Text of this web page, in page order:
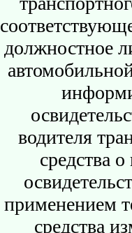
должностное
водителя
средства
применением
средства